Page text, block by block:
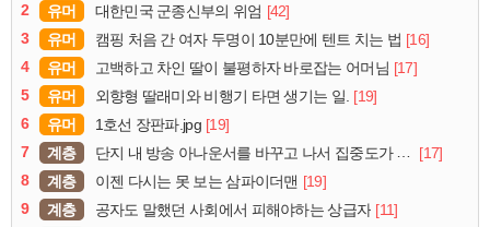
2
유머 대한민국 군종신부의 위엄 [42]
3
유머 캠핑 처음 간 여자 두명이 10분만에 텐트 치는 법 [16]
4
유머 고백하고 차인 딸이 불평하자 바로잡는 어머님 [17]
5
유머 외향형 딸래미와 비행기 타면 생기는 일. [19]
6
유머 1호선 장판파.jpg [19]
7
계층 단지 내 방송 아나운서를 바꾸고 나서 집중도가 확 올라갔다는 한 아파트의 안내방송
[17]
8
계층 이젠 다시는 못 보는 삼파이더맨 [19]
9
계층 공자도 말했던 사회에서 피해야하는 상급자 [11]